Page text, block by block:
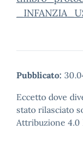
Pubblicato:
Eccetto dove
stato rilasciato
Attribuzione 4.0